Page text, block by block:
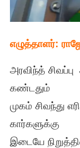
எழுத்தாளர்:
அரவிந்த்
கண்டதும்
முகம் சிவந்து
கார்களுக்கு
இடையே